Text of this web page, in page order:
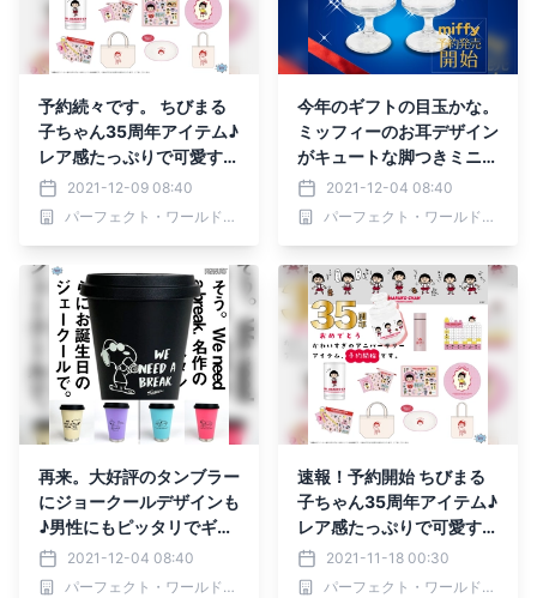
予約続々です。 ちびまる
子ちゃん35周年アイテム♪
レア感たっぷりで可愛すぎ
る記念アイテムが大集合
2021-12-09 08:40
パーフェクト・ワールド株式会社
今年のギフトの目玉かな。
ミッフィーのお耳デザイン
がキュートな脚つきミニグ
ラス♪オシャレ度満点でギ
フトにもピッタリ
2021-12-04 08:40
パーフェクト・ワールド株式会社
再来。大好評のタンブラー
にジョークールデザインも
♪男性にもピッタリでギフ
トにもオススメ[動画あり]
2021-12-04 08:40
パーフェクト・ワールド株式会社
速報！予約開始 ちびまる
子ちゃん35周年アイテム♪
レア感たっぷりで可愛すぎ
る記念アイテムが大集合
2021-11-18 00:30
パーフェクト・ワールド株式会社